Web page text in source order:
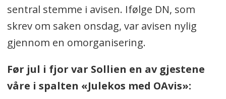
sentral stemme i avisen. Ifølge DN, som
skrev om saken onsdag, var avisen nylig
gjennom en omorganisering.
Før jul i fjor var Sollien en av gjestene
våre i spalten «Julekos med OAvis»: